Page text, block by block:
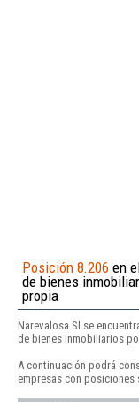
Posición 8.206 en
de bienes
propia
Narevalosa Sl se
de bienes inmobiliarios
A continuación podrá
empresas con posiciones